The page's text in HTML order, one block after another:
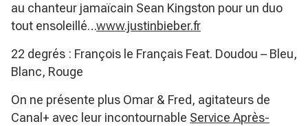
au chanteur jamaïcain Sean Kingston pour un duo
tout ensoleillé…www.justinbieber.fr
22 degrés : François le Français Feat. Doudou – Bleu,
Blanc, Rouge
On ne présente plus Omar & Fred, agitateurs de
Canal+ avec leur incontournable Service Après-